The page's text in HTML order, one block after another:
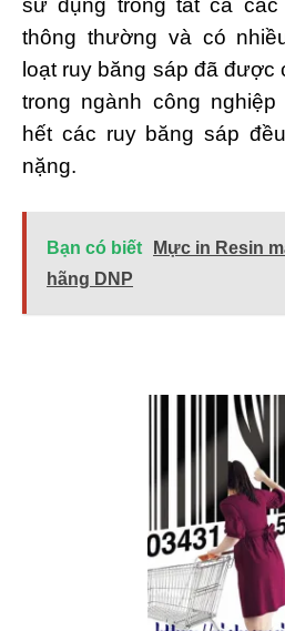
sử dụng trong tất cả
thông thường và có
loạt ruy băng sáp đã
trong ngành công
hết các ruy băng sáp
nặng.
Bạn có biết
Mực in Resin
hãng DNP